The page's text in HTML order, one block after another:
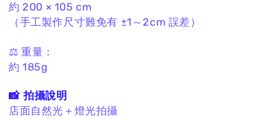
約 200 × 105 cm
（手工製作尺寸難免有 ±1～2cm 誤差）
⚖️ 重量：
約 185g
📸 拍攝說明
店面自然光＋燈光拍攝